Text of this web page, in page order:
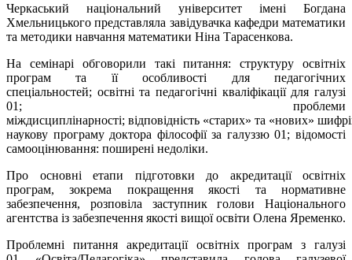
Черкаський національний університет імені Богдана
Хмельницького представляла завідувачка кафедри математики
та методики навчання математики Ніна Тарасенкова.
На семінарі обговорили такі питання: структуру освітніх
програм та її особливості для педагогічних
спеціальностей; освітні та педагогічні кваліфікації для галузі
01; проблеми
міждисциплінарності; відповідність «старих» та «нових»
наукову програму доктора філософії за галуззю 01; відомості
самооцінювання: поширені недоліки.
Про основні етапи підготовки до акредитації освітніх
програм, зокрема покращення якості та нормативне
забезпечення, розповіла заступник голови Національного
агентства із забезпечення якості вищої освіти Олена Яременко.
Проблемні питання акредитації освітніх програм з галузі